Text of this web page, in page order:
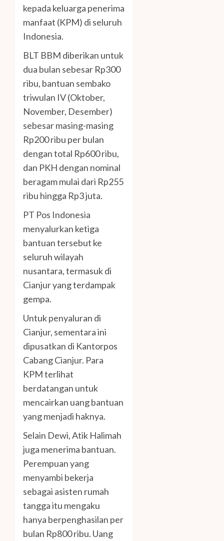
kepada keluarga penerima
manfaat (KPM) di seluruh
Indonesia.
BLT BBM diberikan untuk
dua bulan sebesar Rp300
ribu, bantuan sembako
triwulan IV (Oktober,
November, Desember)
sebesar masing-masing
Rp200 ribu per bulan
dengan total Rp600 ribu,
dan PKH dengan nominal
beragam mulai dari Rp255
ribu hingga Rp3 juta.
PT Pos Indonesia
menyalurkan ketiga
bantuan tersebut ke
seluruh wilayah
nusantara, termasuk di
Cianjur yang terdampak
gempa.
Untuk penyaluran di
Cianjur, sementara ini
dipusatkan di Kantorpos
Cabang Cianjur. Para
KPM terlihat
berdatangan untuk
mencairkan uang bantuan
yang menjadi haknya.
Selain Dewi, Atik Halimah
juga menerima bantuan.
Perempuan yang
menyambi bekerja
sebagai asisten rumah
tangga itu mengaku
hanya berpenghasilan per
bulan Rp800 ribu. Uang